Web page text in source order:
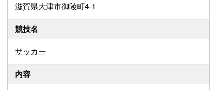
滋賀県大津市御陵町4-1
競技名
サッカー
内容